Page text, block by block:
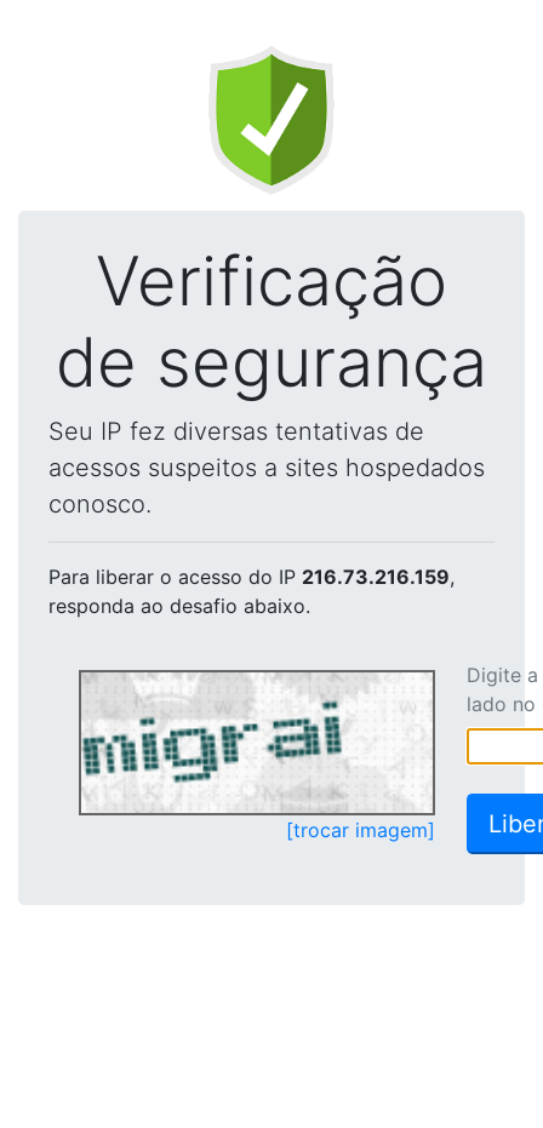
Verificação
de segurança
Seu IP fez diversas tentativas de
acessos suspeitos a sites hospedados
conosco.
Para liberar o acesso do IP 216.73.216.159,
responda ao desafio abaixo.
[trocar imagem]
Digite
lado no